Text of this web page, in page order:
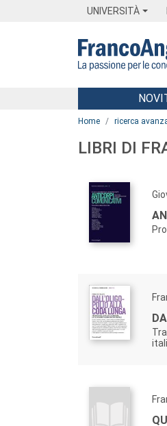
UNIVERSITÀ
Menu
Home ricerca
LIBRI DI